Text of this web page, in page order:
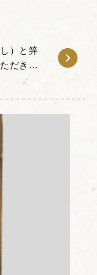
）と笄
だきま
ような